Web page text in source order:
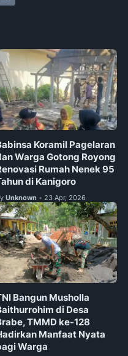
Koramil Pagelaran
Warga Gotong Royong
Rumah Nenek 95
di Kanigoro
Unknown • 23 Apr, 2026
Bangun Musholla
di Desa
TMMD ke-128
Manfaat Nyata
Warga